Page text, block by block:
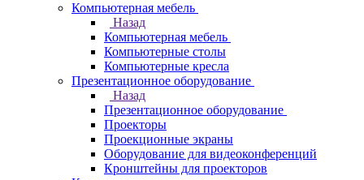
Компьютерная мебель
Назад
Компьютерная мебель
Компьютерные столы
Компьютерные кресла
Презентационное оборудование
Назад
Презентационное оборудование
Проекторы
Проекционные экраны
Оборудование для видеоконференций
Кронштейны для проекторов